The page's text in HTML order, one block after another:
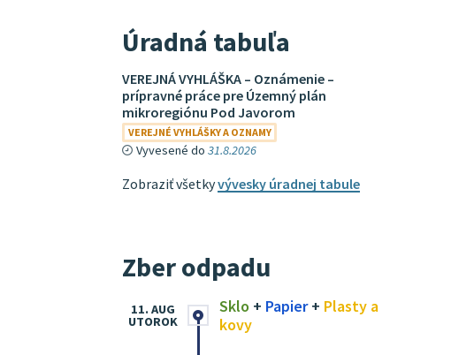
Úradná tabuľa
VEREJNÁ VYHLÁŠKA – Oznámenie –
prípravné práce pre Územný plán
mikroregiónu Pod Javorom
VEREJNÉ VYHLÁŠKY A OZNAMY
Vyvesené do 31.8.2026
Zobraziť všetkyvývesky úradnej tabule
Zber odpadu
Sklo + Papier+ Plasty a
kovy
11. AUG
UTOROK